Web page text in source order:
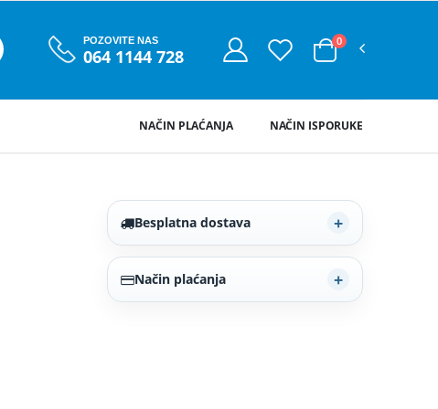
POZOVITE NAS
064 1144 728
0
NAČIN ISPORUKE
NAČIN PLAĆANJA
Besplatna dostava
Način plaćanja